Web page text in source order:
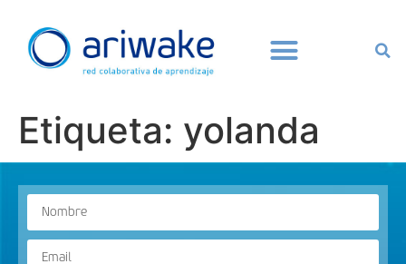
Etiqueta: yolanda